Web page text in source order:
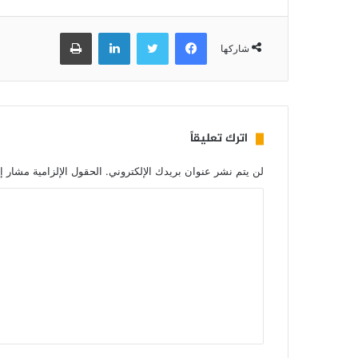
شاركها
فيسبوك تويتر لينكدإن طباعة
اترك تعليقاً
لن يتم نشر عنوان بريدك الإلكتروني. الحقول الإلزامية مشار